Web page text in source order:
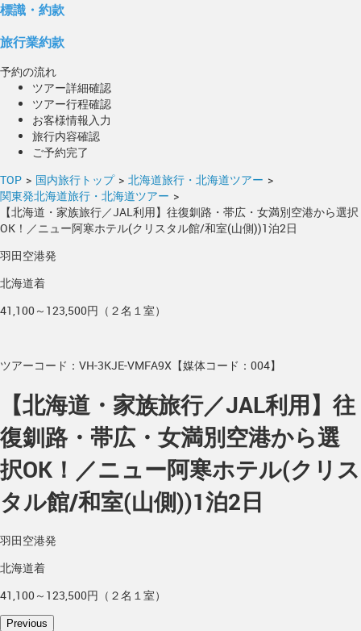
標識・約款
旅行業約款
予約の流れ
ツアー詳細確認
ツアー行程確認
お客様情報入力
旅行内容確認
ご予約完了
TOP > 国内旅行トップ > 北海道旅行・北海道ツアー >
関東発北海道旅行・北海道ツアー >
【北海道・家族旅行／JAL利用】往復釧路・帯広・女満別空港から選択
OK！／ニュー阿寒ホテル(クリスタル館/和室(山側))1泊2日
羽田空港発
北海道着
41,100～123,500円（２名１室）
ツアーコード：VH-3KJE-VMFA9X【媒体コード：004】
【北海道・家族旅行／JAL利用】往
復釧路・帯広・女満別空港から選
択OK！／ニュー阿寒ホテル(クリス
タル館/和室(山側))1泊2日
羽田空港発
北海道着
41,100～123,500円（２名１室）
Previous